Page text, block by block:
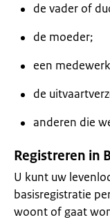
de vader of
de moeder;
een
de
anderen die
Registreren in
U kunt uw
basisregistratie
woont of gaat